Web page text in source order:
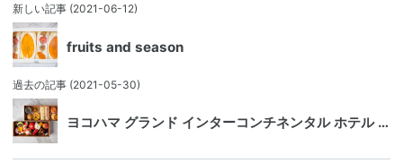
新しい記事 (2021-06-12)
fruits and season
過去の記事 (2021-05-30)
ヨコハマ グランド インターコンチネンタル ホテル …